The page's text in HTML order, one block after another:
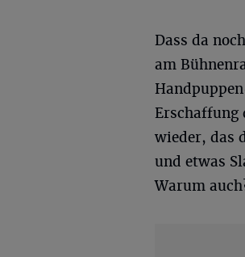
Dass da
am
Erschaffung
wieder, das
und etwas
Warum